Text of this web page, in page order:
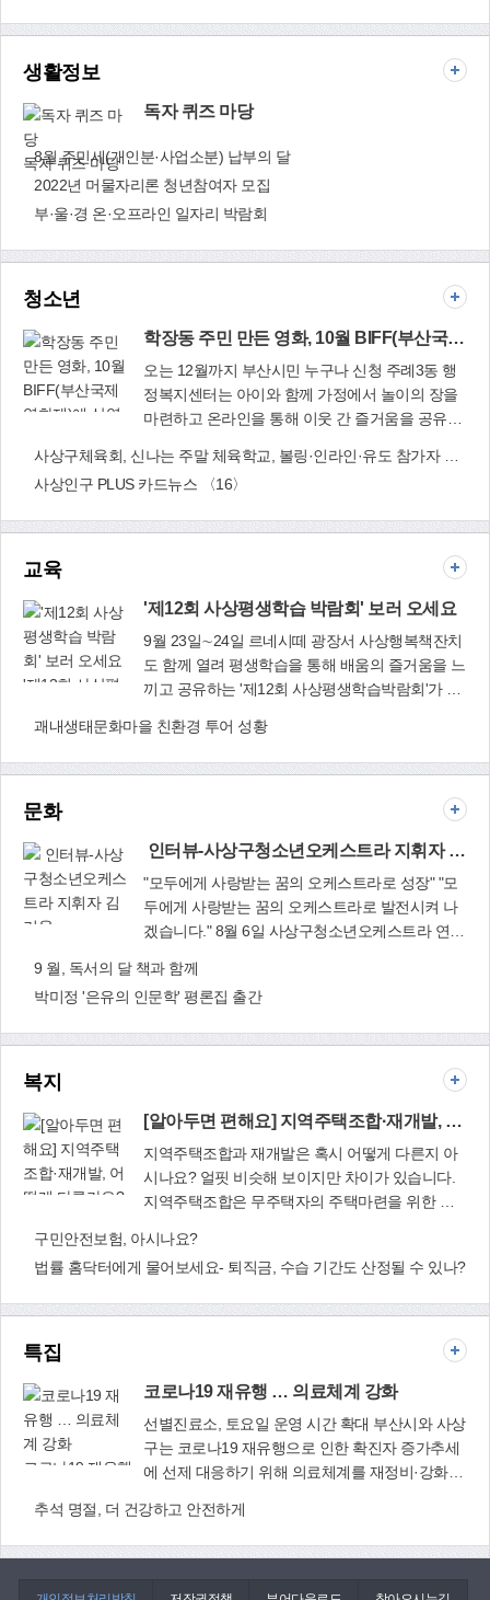
이 되길 바란다"고 소감을 전했다. 이에 사상구 관
탁해주신 ㈜부산전문장례식장에 감사드리며 장학
금은 지역 인재들의 소중한 꿈과 희망을 이루는 데
보탬이 되도록 요긴하게 사용하겠다"고 전했다.
자치행정과(☎310-4107)
전해 왔다. 지구촌에서 강이 없는 대도시는 없다
해도 과언이 아니다. 관광으로 유명한 헝가리 부다
페스트가 대표적인 예이다. 낙동강이 부산 시내를
관통한다는 사실을 얼마나 많은 국민, 시민들이 알
사상구, 강서구, 북구, 사하구 중심을 흐른다. 배후
서구도 포함한다. 부산의 낙동강은 환경단체 시민
들의 노력으로 최소한의 환경저감 즉 인공적인 도
리 부다페스트는 다뉴브강을 사이에 두고 부다와
특징과 신구를 살리면서 최고의 관광도시로 성장
한 것이다. 세체니 다리의 아름다움은 누구나 인정
한다. 부산은 동부산과 서부산이 축이다. 동부산은
바다 서부산은 강이다. 콜린 클라크(Colin Grant
Clark) 산업분류에서 동부산은 3차 산업 비대화로
임의 분류로 보면 5차 산업에 속한다. 관광 휴식 등
이다. 서부산은 기본적으로 1차 산업, 3차 산업이
산업에서 나아가 3차, 4차, 5차 산업이 함께하는
융합산업으로 가야 한다. 사상구, 강서구, 사하구,
등 모든 자산을 가지고 있다. 6차 산업도 배제할 수
될 서부산 중심이다. 4개 대학을 중심으로 한 교육,
정보, 서비스 등의 지식 집약적 4차 산업과 삼락생
태공원 국가정원 지정으로 인한 레저, 휴식의 5차
산업으로 나아가야 한다. 서부산시대 선행조건은
동강 교량 건설 문제로 환경단체와 어려움을 겪고
있다. 현재 대저대교, 엄궁대교, 장낙대교다. 대저
경, 사회환경 모두를 고려하여야 한다. 사회적환경
과 문화유산으로 교량 건설이 이루어져야 한다. 이
제는 최소한의 환경저감으로 발전을 고려하자. 부
산시는 주요 현안에 대하여 앞으로 시민참여 정책
정책 당위성을 확보해야 한다. 시간은 기다려주지
않는다. 부·울·경 메가시티, 가덕도 신공항, 2030
로 성장하기 위해서는 도로망이 필수다. 특히 낙동
변의 스카이라인, 낙동강 자연환경을 공동으로 관
리하여 미래도시 서부산으로 나아가자. 단순한 토
목이 아니라 미를 창조하는 것이다. 서부산과 더불
어 부산 시민도 부다페스트 세체니 다리를 가질 수
있는 권리와 권한이 있다. 이제는 자연환경 저감을
도시, 국제표준 도시 부산을 만들자. 서부산은 현
재와 미래만 보고 가야 한다. 무엇보다 서부산 시
가 없어 인프라 구축이 미비해 부산을 사랑 하지만
산 시민, 부산 시민은 위대하다. 친환경 국제표준
첨단도시, 모든 산업이 융합된 부산, 최고의 인프
이 아닌 거대 선박의 박용기관과 같이 힘 있는 청
춘이 함께하는 미래 서부산을 기대한다.
생활정보
독자 퀴즈 마당
독자 퀴즈 마당
8월 주민세(개인분·사업소분) 납부의 달
2022년 머물자리론 청년참여자 모집
부·울·경 온·오프라인 일자리 박람회
청소년
학장동 주민 만든 영화, 10월 BIFF(부산국제영화제)에 상영
든 영화, 10월
BIFF(부산국제
오는 12월까지 부산시민 누구나 신청 주례3동 행
정복지센터는 아이와 함께 가정에서 놀이의 장을
마련하고 온라인을 통해 이웃 간 즐거움을 공유할
펼치고 있다. 올해 부산시 공유경제 촉진사업 공모
에 선정된 이번 사업은 신청자에게 가정용 에어바
들어 주례3동 주민자치회 유튜브 채널에 올리거나
사진으로 제출하면 선착순으로 홈캠핑 놀이세트
청은 오는 12월까지 부산시민이면 누구나 신청해
이용(3세∼10세 대상)할 수 있다. 가정용 에어바운
스 7종 가운데 1개를 선택해 금∼월요일 3박 4일간
대여할 수 있다. 대여료는 없지만 에어바운스 소독
행정복지센터(☎310-3196)로 전화해 예약한 후 방
사상구체육회, 신나는 주말 체육학교, 볼링·인라인·유도 참가자 모집
사상인구 PLUS 카드뉴스 〈16〉
교육
'제12회 사상평생학습 박람회' 보러 오세요
'제12회 사상평
보러 오세요
9월 23일∼24일 르네시떼 광장서 사상행복책잔치
도 함께 열려 평생학습을 통해 배움의 즐거움을 느
끼고 공유하는 '제12회 사상평생학습박람회'가 오
에서 펼쳐진다. 사상구는 코로나19 확산 예방을 위
해 2년 동안 중단했던 행사를 올해 선보이며 평생
박람회는 '사상을 새롭게 구민을 힘나게 하는 평생
평생교육기관, 66개 학습 동아리 등이 참여해 학습
인(人) 거리공연, 평생학습 동아리 경연대회, 평생
학습 체험관, 평생학습 작품 전시 및 다양한 체험
행사로 진행된다. 우선 23일 오후 1시∼오후 6시,
생, 기업체·기관의 동아리(취미단체) 30개 팀이 댄
스, 노래, 풍물, 연주 등 그동안 갈고 닦은 실력을
네시떼∼이마트 앞 광장 35개 부스에서는 다양하
고 즐거운 체험프로그램과 평생학습 홍보활동을
수강생과 성인문해 학습자 등이 제작한 작품 200
여점을 이마트 앞 광장에 전시하고, 전통혼례 체험
행사, 미니할로윈 체험행사, 평생학습 소풍 스탬프
투어 등 다채로운 행사로 즐거움을 선사할 예정이
괘내생태문화마을 친환경 투어 성황
문화
인터뷰-사상구청소년오케스트라 지휘자 김기율
청소년오케스트
라 지휘자 김기
"모두에게 사랑받는 꿈의 오케스트라로 성장" "모
두에게 사랑받는 꿈의 오케스트라로 발전시켜 나
겠습니다." 8월 6일 사상구청소년오케스트라 연습
율 지휘자〈사진〉는 흐르는 땀을 쓸어올리며 "잇
따른 연주회 준비로 힘들 단원들이 묵묵히 잘 따라
을 마친 사상구청 지하 1층 구민홀에서 만난 그는
창단 6개월 소감에 대해 "지난 3월 1일 창단 이후
가겠다"고 힘주어 말했다. 창단 초기 코로나19 확
산세로 단원 모집에 어려움을 겪었던 김 지휘자는
솔직히 막막했다고 한다. `사상구에 거주하는 학생
만 단원이 될 수 있는데 과연 얼마나 오디션에 참
지' 등. 심지어 창단 한 달여만인 3월 26일 첫 연습
에 들어갔지만 코 앞으로 다가온 민선 8기 신임 구
절대적으로 부족했지만, 특유의 친화력으로 단원
들과 전력을 다해 연습했다. 특히 직접 편곡한 사
상구민의 노래 `행복 가득한 사상'을 사상구소년소
녀합창단과 협업하며 멋지게 성사시켰다. 그는 현
재 부산아시아콘서트오케스트라 종신 지휘자, 후
브라스콰이어 수석지휘자, 부산예술고등학교 외
래교수로도 활동하며 실력을 인정받고 있다. 지난
2019년에는 부산국제영화제 개막공연 편곡자로
도 참여하는 등 편곡 부문에도 두각을 나타내고 있
에도 심혈을 기울인다. 9월 25일 부산마루국제영
9 월, 독서의 달 책과 함께
박미정 '은유의 인문학' 평론집 출간
복지
[알아두면 편해요] 지역주택조합·재개발, 어떻게 다른가요?
요] 지역주택조
합·재개발, 어떻
지역주택조합과 재개발은 혹시 어떻게 다른지 아
시나요? 얼핏 비슷해 보이지만 차이가 있습니다.
지역주택조합은 무주택자의 주택마련을 위한 것
환경 개선에 초점을 두고 있습니다. 하지만 두 가
지 차이점을 사전에 알아둔다면 생활 속 쏠쏠한 정
주택조합·재개발 차이점
구민안전보험, 아시나요?
법률 홈닥터에게 물어보세요- 퇴직금, 수습 기간도 산정될 수 있나?
특집
코로나19 재유행 … 의료체계 강화
코로나19 재유행
화
선별진료소, 토요일 운영 시간 확대 부산시와 사상
구는 코로나19 재유행으로 인한 확진자 증가추세
에 선제 대응하기 위해 의료체계를 재정비·강화한
한 관내 61곳 병·의원을 호흡기환자 진료센터로
확대·운영한다. 이중 코로나 진료, 검사, 처방을 모
영 중이다. 또 8월 1일부터 폐지된 집중관리군 등
추석 명절, 더 건강하고 안전하게